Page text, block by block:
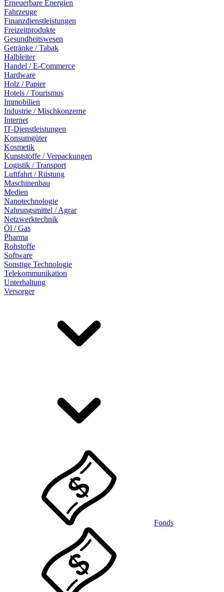
Erneuerbare Energien
Fahrzeuge
Finanzdienstleistungen
Freizeitprodukte
Gesundheitswesen
Getränke / Tabak
Halbleiter
Handel / E-Commerce
Hardware
Holz / Papier
Hotels / Tourismus
Immobilien
Industrie / Mischkonzerne
Internet
IT-Dienstleistungen
Konsumgüter
Kosmetik
Kunststoffe / Verpackungen
Logistik / Transport
Luftfahrt / Rüstung
Maschinenbau
Medien
Nanotechnologie
Nahrungsmittel / Agrar
Netzwerktechnik
Öl / Gas
Pharma
Rohstoffe
Software
Sonstige Technologie
Telekommunikation
Unterhaltung
Versorger
Fonds